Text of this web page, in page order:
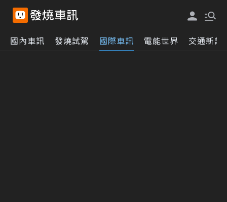
國內車訊 發燒試駕 國際車訊 電能世界 交通新訊